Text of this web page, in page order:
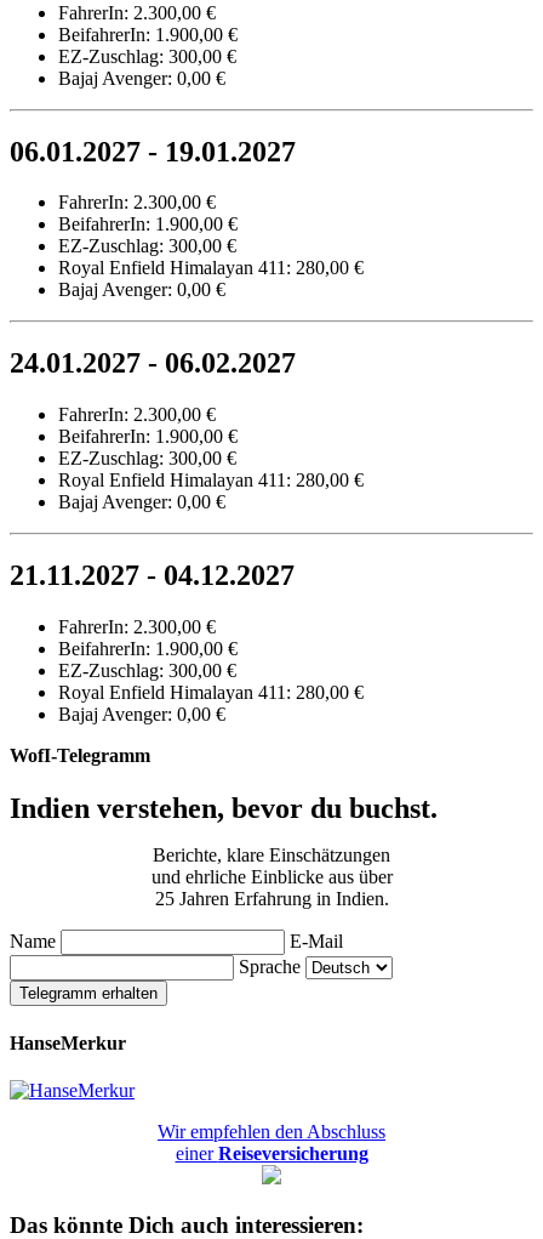
FahrerIn: 2.300,00 €
BeifahrerIn: 1.900,00 €
EZ-Zuschlag: 300,00 €
Bajaj Avenger: 0,00 €
06.01.2027 - 19.01.2027
FahrerIn: 2.300,00 €
BeifahrerIn: 1.900,00 €
EZ-Zuschlag: 300,00 €
Royal Enfield Himalayan 411: 280,00 €
Bajaj Avenger: 0,00 €
24.01.2027 - 06.02.2027
FahrerIn: 2.300,00 €
BeifahrerIn: 1.900,00 €
EZ-Zuschlag: 300,00 €
Royal Enfield Himalayan 411: 280,00 €
Bajaj Avenger: 0,00 €
21.11.2027 - 04.12.2027
FahrerIn: 2.300,00 €
BeifahrerIn: 1.900,00 €
EZ-Zuschlag: 300,00 €
Royal Enfield Himalayan 411: 280,00 €
Bajaj Avenger: 0,00 €
WofI-Telegramm
Indien verstehen, bevor du buchst.
Berichte, klare Einschätzungen
und ehrliche Einblicke aus über
25 Jahren Erfahrung in Indien.
Name
E-Mail
Sprache
Telegramm erhalten
HanseMerkur
Wir empfehlen den Abschluss
einerReiseversicherung
Das könnte Dich auch interessieren: